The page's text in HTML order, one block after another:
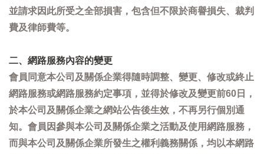
並請求因此所受之全部損害，包含但不限於商譽損失、裁判
費及律師費等。
二、網路服務內容的變更
會員同意本公司及關係企業得隨時調整、變更、修改或終止
網路服務或網路服務約定事項，並得於修改及變更前60日，
於本公司及關係企業之網站公告後生效，不再另行個別通
知。會員因參與本公司及關係企業之活動及使用網路服務，
而與本公司及關係企業所發生之權利義務關係，均以本網路